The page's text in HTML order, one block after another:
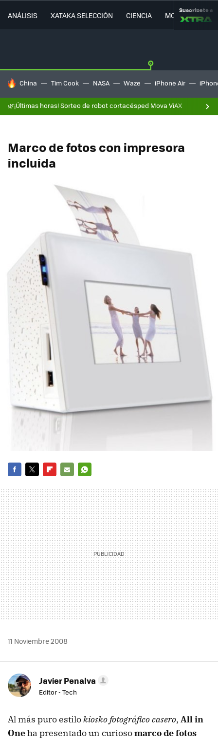
ANÁLISIS XATAKA SELECCIÓN CIENCIA MOVILIDAD
Suscríbete a
HOY SE HABLA DE
China Tim Cook NASA Waze iPhone Air
🌿¡Últimas horas! Sorteo de robot cortacésped Mova ViAX
Marco de fotos con impresora
incluida
MAIL
11 Noviembre 2008
Javier Penalva
Editor - Tech
Al más puro estilokiosko fotográfico casero, All in
Oneha presentado un curiosomarco de fotos